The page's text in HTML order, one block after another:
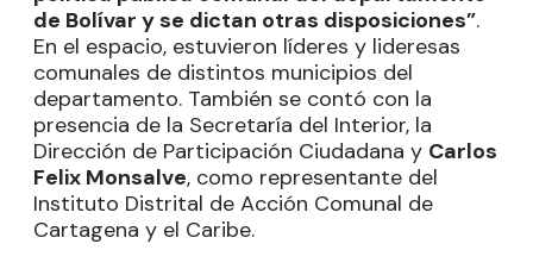
de Bolívar y se dictan otras disposiciones”.
En el espacio, estuvieron líderes y lideresas
comunales de distintos municipios del
departamento. También se contó con la
presencia de la Secretaría del Interior, la
Dirección de Participación Ciudadana y Carlos
Felix Monsalve, como representante del
Instituto Distrital de Acción Comunal de
Cartagena y el Caribe.